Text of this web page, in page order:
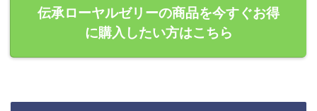
伝承ローヤルゼリーの商品を今すぐお得
に購入したい方はこちら